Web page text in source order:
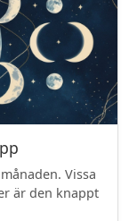
Vissa
är den knappt